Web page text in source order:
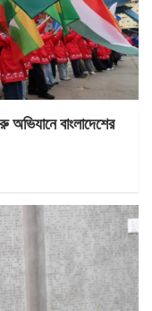
বাংলাদেশের